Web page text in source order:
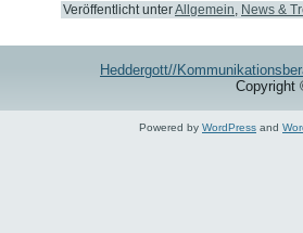
Veröffentlicht unterAllgemein, News &
Heddergott//
Copyright
Powered by WordPress and